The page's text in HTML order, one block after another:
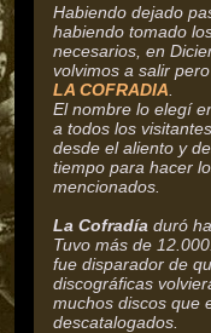
Habiendo dejado
habiendo tomado
necesarios, en
volvimos a salir
LA COFRADIA
El nombre lo elegí
a todos los
desde el aliento y
tiempo para hacer
mencionados.
La Cofradía duró
Tuvo más de
fue disparador de
discográficas
muchos discos que
descatalogados.